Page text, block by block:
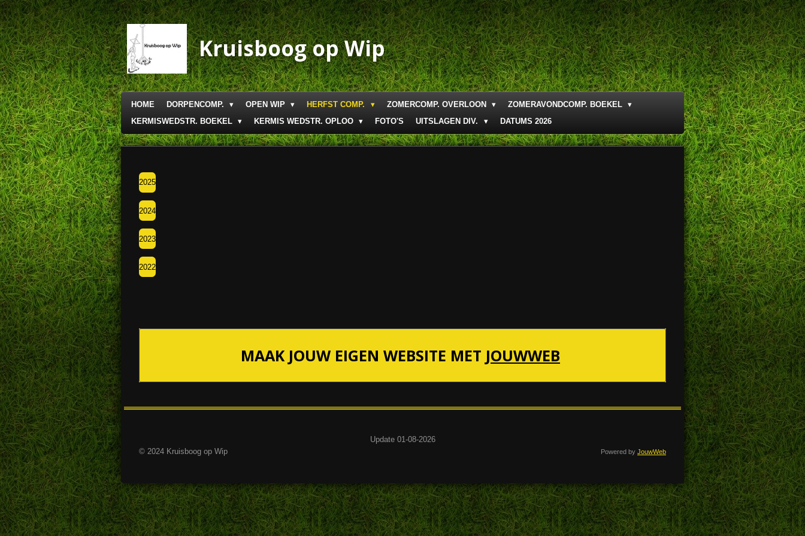
Ga
direct
naar
de
hoofdinhoud
Kruisboog op Wip
HOME DORPENCOMP. OPEN WIP HERFST COMP. ZOMERCOMP. OVERLOON
ZOMERAVONDCOMP. BOEKEL
KERMISWEDSTR. BOEKEL
KERMIS WEDSTR. OPLOO FOTO'S UITSLAGEN DIV. DATUMS 2026
2025
2024
2023
2022
MAAK JOUW EIGEN WEBSITE MET JOUWWEB
Update 01-08-2026
© 2024 Kruisboog op Wip
Powered by JouwWeb